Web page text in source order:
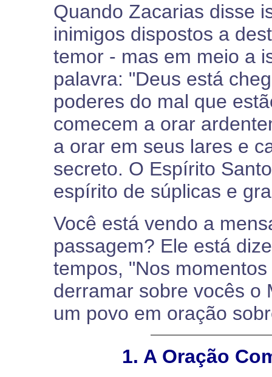
Quando Zacarias disse
inimigos dispostos a
temor - mas em meio a
palavra: "Deus está
poderes do mal que
comecem a orar
a orar em seus lares e
secreto. O Espírito
espírito de súplicas e
Você está vendo a
passagem? Ele está
tempos, "Nos
derramar sobre vocês o
um povo em oração
1. A Oração